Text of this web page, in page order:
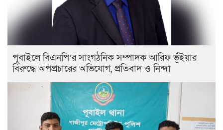
পূবাইলে বিএনপি’র সাংগঠনিক সম্পাদক আরিফ ভূঁইয়ার
বিরুদ্ধে অপপ্রচারের অভিযোগ, প্রতিবাদ ও নিন্দা